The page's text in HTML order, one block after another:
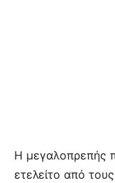
Η μεγαλοπρεπής
ετελείτο από